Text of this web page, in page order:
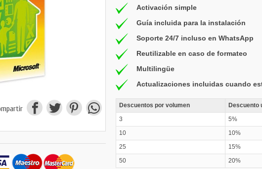
Activación simple
Guía incluida para la instalación
Soporte 24/7 incluso en WhatsApp
Reutilizable en caso de formateo
Multilingüe
Actualizaciones incluidas cuando
Descuentos por volumen Descuento
3
5%
10
10%
25
15%
50
20%